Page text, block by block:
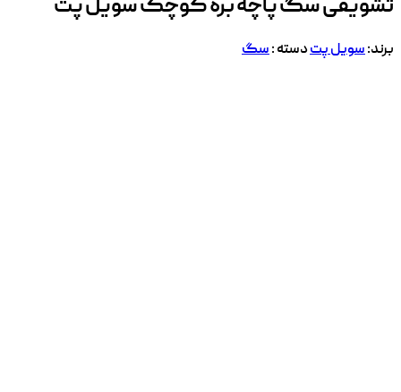
تشویقی سگ پاچه بره کوچک سویل پت
برند:سویل پتدسته :سگ